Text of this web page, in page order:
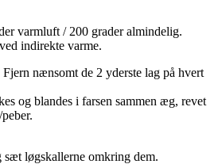
varmluft / 200 grader almindelig.
indirekte varme.
nænsomt de 2 yderste lag på hvert
og blandes i farsen sammen æg, revet
løgskallerne omkring dem.